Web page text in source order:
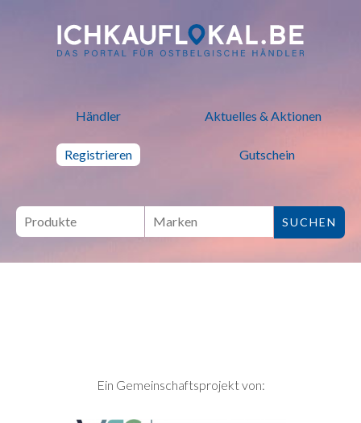
ich kauf lokal - Bei lokalen
Händler Aktuelles & Aktionen
Registrieren Gutschein
SEITENFUSSEin Gemeinschaftsprojekt von: